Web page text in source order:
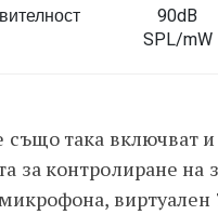
90dB
SPL/mW
така включват и
за контролиране на
виртуален